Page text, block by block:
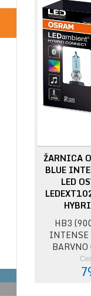
ŽARNICA
BLUE
LED
HB3
INTENSE